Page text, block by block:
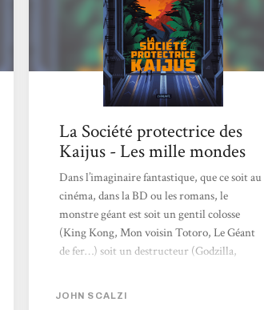
La Société protectrice des
Kaijus - Les mille mondes
Dans l’imaginaire fantastique, que ce soit au
cinéma, dans la BD ou les romans, le
monstre géant est soit un gentil colosse
(King Kong, Mon voisin Totoro, Le Géant
de fer…) soit un destructeur (Godzilla,
JOHN SCALZI